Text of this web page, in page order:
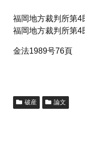
福岡地方裁判所第
福岡地方裁判所第
金法1989号76頁
破産 論文